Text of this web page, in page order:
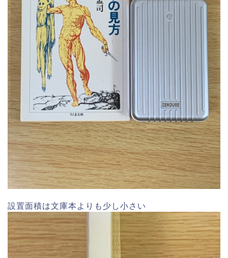
設置面積は文庫本よりも少し小さい